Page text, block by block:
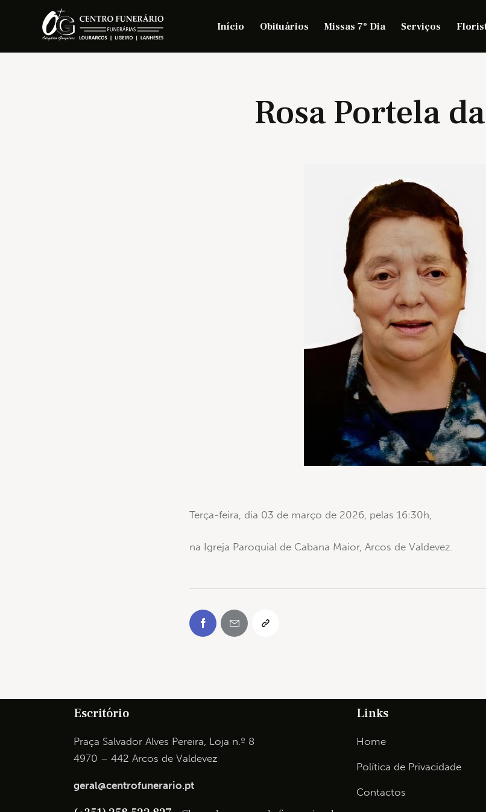
Início Obituários Missas 7º Dia Serviços
Rosa Portela
Terça-feira, dia 03 de março de 2026, pelas 16:30h,
na Igreja Paroquial de Cabana Maior, Arcos de Valdevez.
Escritório
Praça Salvador Alves Pereira, Loja n.º 8
4970 – 442 Arcos de Valdevez
geral@centrofunerario.pt
Links
Home
Política de Privacidade
Contactos